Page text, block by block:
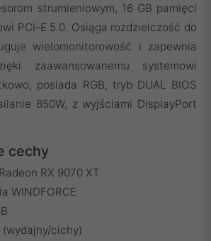
strumieniowym, 16 GB pamięci
PCI-E 5.0. Osiąga rozdzielczość do
wielomonitorowość i zapewnia
zaawansowanemu systemowi
posiada RGB, tryb DUAL BIOS
850W, z wyjściami DisplayPort
cechy
RX 9070 XT
WINDFORCE
(wydajny/cichy)